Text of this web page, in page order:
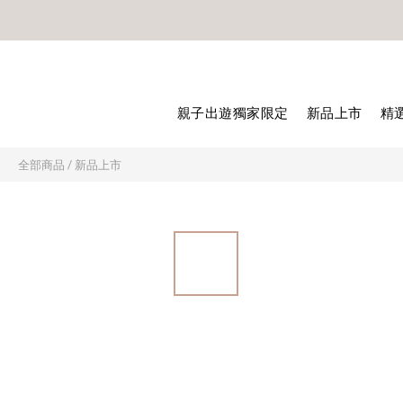
親子出遊獨家限定 新品上市 精
全部商品 / 新品上市